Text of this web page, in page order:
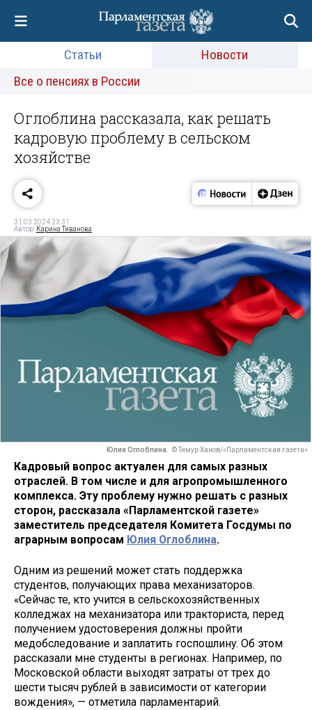
Статьи
Новости
Все о пенсиях в России
Оглоблина рассказала, как решать
кадровую проблему в сельском
хозяйстве
31.03.2024 23:31
Автор: Карина Тиванова
Юлия Оглоблина. © Тимур Ханов/«Парламентская газета»
Кадровый вопрос актуален для самых разных
отраслей. В том числе и для агропромышленного
комплекса. Эту проблему нужно решать с разных
сторон, рассказала «Парламентской газете»
заместитель председателя Комитета Госдумы по
аграрным вопросам Юлия Оглоблина.
Одним из решений может стать поддержка
студентов, получающих права механизаторов.
«Сейчас те, кто учится в сельскохозяйственных
колледжах на механизатора или тракториста, перед
получением удостоверения должны пройти
медобследование и заплатить госпошлину. Об этом
рассказали мне студенты в регионах. Например, по
Московской области выходят затраты от трех до
шести тысяч рублей в зависимости от категории
вождения», — отметила парламентарий.